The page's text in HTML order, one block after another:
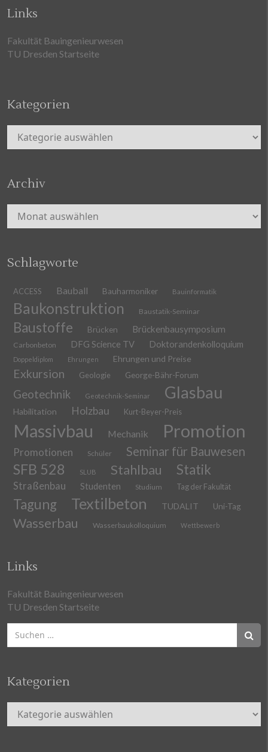
Links
Fakultät Bauingenieurwesen
TU Dresden Startseite
Kategorien
Kategorien
Archiv
Archiv
Schlagworte
ACCESS Bauball Bauharmoniker Bauinformatik
Baukonstruktion Baustatik-Seminar
Baustoffe Brücken Brückenbausymposium
Carbonbeton DFG Science TV Doktorandenkolloquium
Doppeldiplom Ehrungen Ehrungen und Preise
Exkursion Geologie George-Bähr-Forum
Geotechnik Geotechnik-Seminar Glasbau
Habilitation Holzbau Kurt-Beyer-Preis
Massivbau Mechanik Promotion
Promotionen Schüler Seminar für Bauwesen
SFB 528 SLUB Stahlbau Statik
Straßenbau Studenten Studium Tag der Fakultät
Tagung Textilbeton TUDALIT Uni-Tag
Wasserbau Wasserbaukolloquium Wettbewerb
Links
Fakultät Bauingenieurwesen
TU Dresden Startseite
Suchen
nach:
Kategorien
Kategorien